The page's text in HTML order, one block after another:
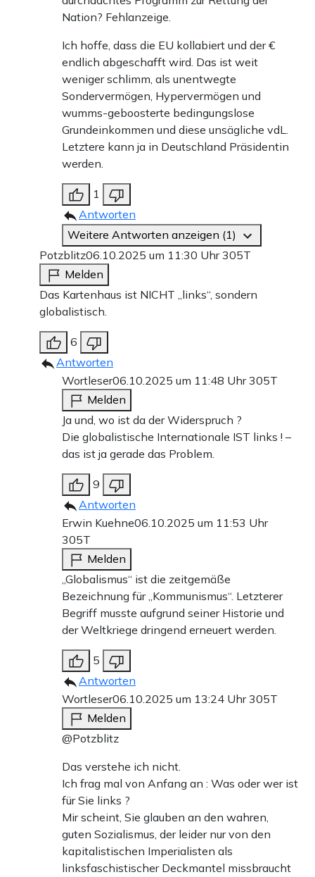
Nation? Fehlanzeige.
Ich hoffe, dass die EU kollabiert und der €
endlich abgeschafft wird. Das ist weit
weniger schlimm, als unentwegte
Sondervermögen, Hypervermögen und
wumms-geboosterte bedingungslose
Grundeinkommen und diese unsägliche vdL.
Letztere kann ja in Deutschland Präsidentin
werden.
1
Antworten
Weitere Antworten anzeigen (1)
Potzblitz06.10.2025 um 11:30 Uhr305T
Melden
Das Kartenhaus ist NICHT „links“, sondern
globalistisch.
6
Antworten
Wortleser06.10.2025 um 11:48 Uhr305T
Melden
Ja und, wo ist da der Widerspruch ?
Die globalistische Internationale IST links ! –
das ist ja gerade das Problem.
9
Antworten
Erwin Kuehne06.10.2025 um 11:53 Uhr
305T
Melden
„Globalismus“ ist die zeitgemäße
Bezeichnung für „Kommunismus“. Letzterer
Begriff musste aufgrund seiner Historie und
der Weltkriege dringend erneuert werden.
5
Antworten
Wortleser06.10.2025 um 13:24 Uhr305T
Melden
@Potzblitz
Das verstehe ich nicht.
Ich frag mal von Anfang an : Was oder wer ist
für Sie links ?
Mir scheint, Sie glauben an den wahren,
guten Sozialismus, der leider nur von den
kapitalistischen Imperialisten als
linksfaschistischer Deckmantel missbraucht